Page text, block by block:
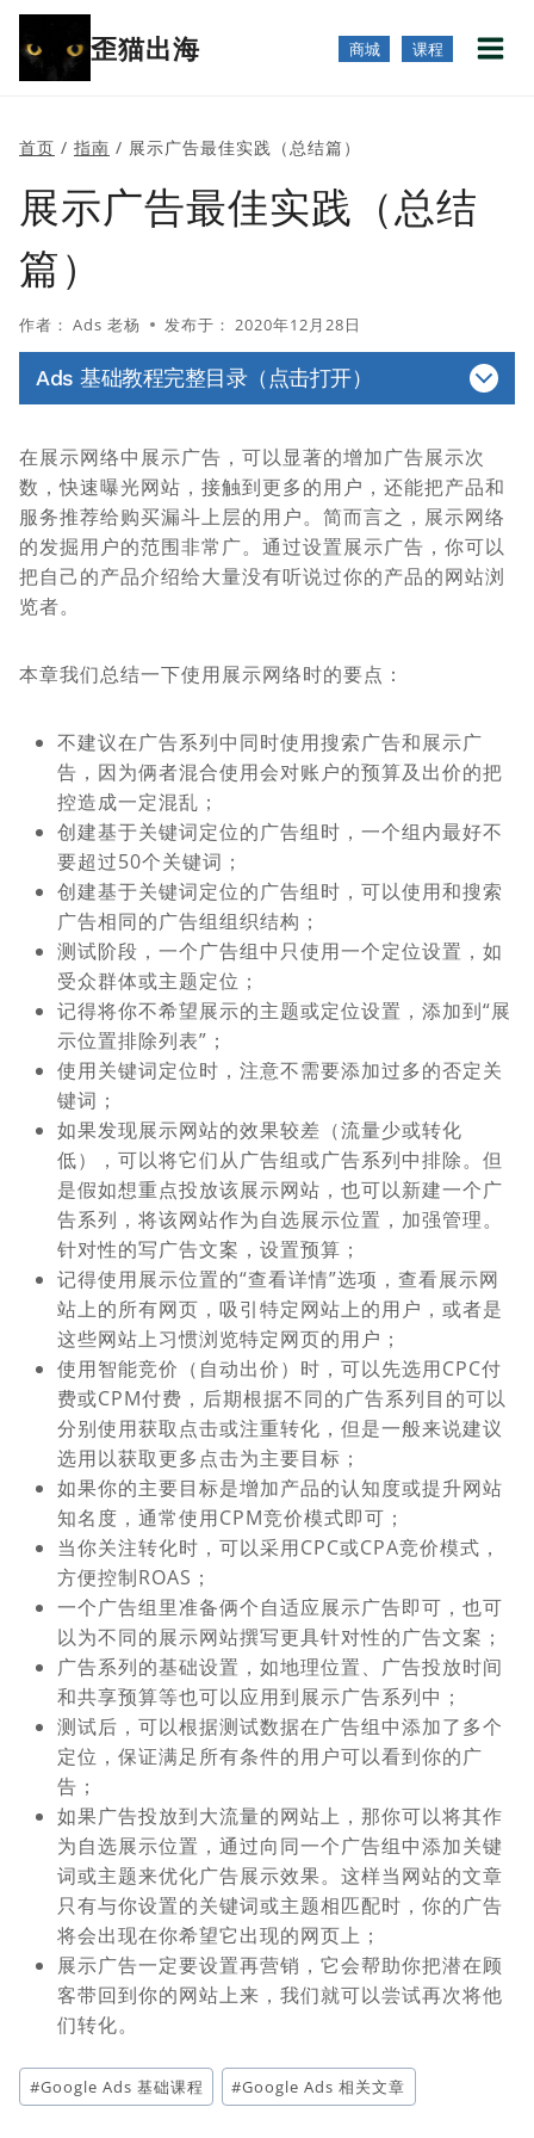
歪猫出海 商城 课程
首页 / 指南 / 展示广告最佳实践（总结篇）
展示广告最佳实践（总结
篇）
作者： Ads 老杨 发布于： 2020年12月28日
Ads 基础教程完整目录（点击打开）
在展示网络中展示广告，可以显著的增加广告展示次
数，快速曝光网站，接触到更多的用户，还能把产品和
服务推荐给购买漏斗上层的用户。简而言之，展示网络
的发掘用户的范围非常广。通过设置展示广告，你可以
把自己的产品介绍给大量没有听说过你的产品的网站浏
览者。
本章我们总结一下使用展示网络时的要点：
不建议在广告系列中同时使用搜索广告和展示广
告，因为俩者混合使用会对账户的预算及出价的把
控造成一定混乱；
创建基于关键词定位的广告组时，一个组内最好不
要超过50个关键词；
创建基于关键词定位的广告组时，可以使用和搜索
广告相同的广告组组织结构；
测试阶段，一个广告组中只使用一个定位设置，如
受众群体或主题定位；
记得将你不希望展示的主题或定位设置，添加到“展
示位置排除列表”；
使用关键词定位时，注意不需要添加过多的否定关
键词；
如果发现展示网站的效果较差（流量少或转化
低），可以将它们从广告组或广告系列中排除。但
是假如想重点投放该展示网站，也可以新建一个广
告系列，将该网站作为自选展示位置，加强管理。
针对性的写广告文案，设置预算；
记得使用展示位置的“查看详情”选项，查看展示网
站上的所有网页，吸引特定网站上的用户，或者是
这些网站上习惯浏览特定网页的用户；
使用智能竞价（自动出价）时，可以先选用CPC付
费或CPM付费，后期根据不同的广告系列目的可以
分别使用获取点击或注重转化，但是一般来说建议
选用以获取更多点击为主要目标；
如果你的主要目标是增加产品的认知度或提升网站
知名度，通常使用CPM竞价模式即可；
当你关注转化时，可以采用CPC或CPA竞价模式，
方便控制ROAS；
一个广告组里准备俩个自适应展示广告即可，也可
以为不同的展示网站撰写更具针对性的广告文案；
广告系列的基础设置，如地理位置、广告投放时间
和共享预算等也可以应用到展示广告系列中；
测试后，可以根据测试数据在广告组中添加了多个
定位，保证满足所有条件的用户可以看到你的广
告；
如果广告投放到大流量的网站上，那你可以将其作
为自选展示位置，通过向同一个广告组中添加关键
词或主题来优化广告展示效果。这样当网站的文章
只有与你设置的关键词或主题相匹配时，你的广告
将会出现在你希望它出现的网页上；
展示广告一定要设置再营销，它会帮助你把潜在顾
客带回到你的网站上来，我们就可以尝试再次将他
们转化。
文
章
#Google Ads 基础课程 #Google Ads 相关文章